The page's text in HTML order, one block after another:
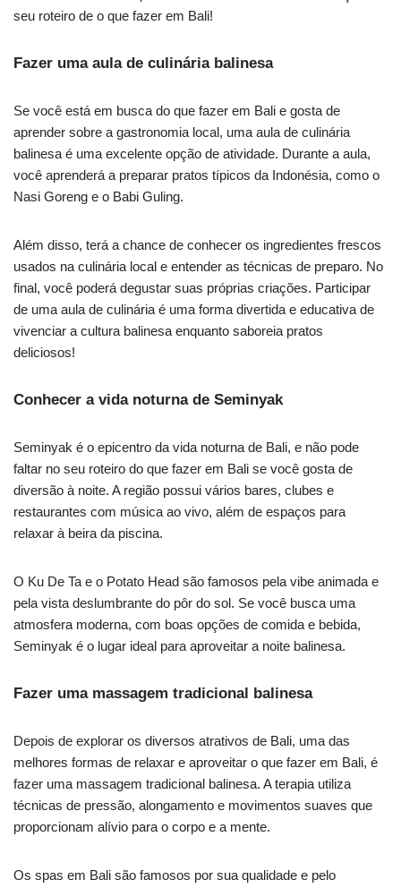
seu roteiro de o que fazer em Bali!
Fazer uma aula de culinária balinesa
Se você está em busca do que fazer em Bali e gosta de
aprender sobre a gastronomia local, uma aula de culinária
balinesa é uma excelente opção de atividade. Durante a aula,
você aprenderá a preparar pratos típicos da Indonésia, como o
Nasi Goreng e o Babi Guling.
Além disso, terá a chance de conhecer os ingredientes frescos
usados na culinária local e entender as técnicas de preparo. No
final, você poderá degustar suas próprias criações. Participar
de uma aula de culinária é uma forma divertida e educativa de
vivenciar a cultura balinesa enquanto saboreia pratos
deliciosos!
Conhecer a vida noturna de Seminyak
Seminyak é o epicentro da vida noturna de Bali, e não pode
faltar no seu roteiro do que fazer em Bali se você gosta de
diversão à noite. A região possui vários bares, clubes e
restaurantes com música ao vivo, além de espaços para
relaxar à beira da piscina.
O Ku De Ta e o Potato Head são famosos pela vibe animada e
pela vista deslumbrante do pôr do sol. Se você busca uma
atmosfera moderna, com boas opções de comida e bebida,
Seminyak é o lugar ideal para aproveitar a noite balinesa.
Fazer uma massagem tradicional balinesa
Depois de explorar os diversos atrativos de Bali, uma das
melhores formas de relaxar e aproveitar o que fazer em Bali, é
fazer uma massagem tradicional balinesa. A terapia utiliza
técnicas de pressão, alongamento e movimentos suaves que
proporcionam alívio para o corpo e a mente.
Os spas em Bali são famosos por sua qualidade e pelo